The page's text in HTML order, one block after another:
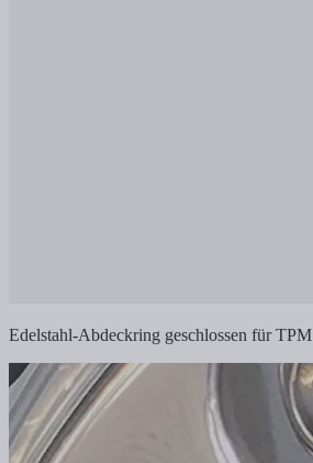
Edelstahl-Abdeckring geschlossen für TPM